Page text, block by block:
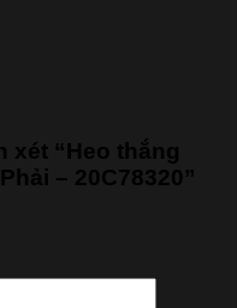
xét “Heo thắng
– 20C78320”